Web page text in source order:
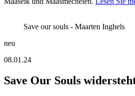
Save our souls - Maarten Inghels
neu
08.01.24
Save Our Souls